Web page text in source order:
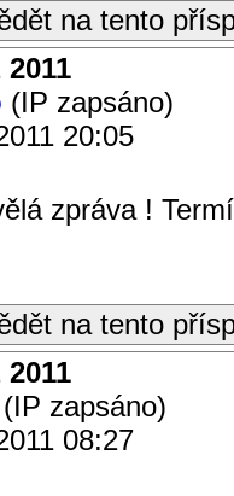
na tento
(IP zapsáno)
20:05
zpráva !
na tento
zapsáno)
08:27